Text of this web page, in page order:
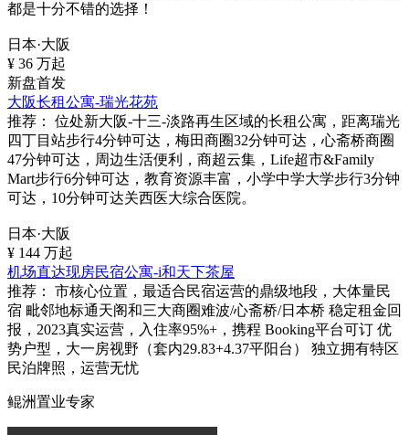
都是十分不错的选择！
日本·大阪
¥ 36 万起
新盘首发
大阪长租公寓-瑞光花苑
推荐：
位处新大阪-十三-淡路再生区域的长租公寓，距离瑞光
四丁目站步行4分钟可达，梅田商圈32分钟可达，心斋桥商圈
47分钟可达，周边生活便利，商超云集，Life超市&Family
Mart步行6分钟可达，教育资源丰富，小学中学大学步行3分钟
可达，10分钟可达关西医大综合医院。
日本·大阪
¥ 144 万起
机场直达现房民宿公寓-i和天下茶屋
推荐：
市核心位置，最适合民宿运营的鼎级地段，大体量民
宿 毗邻地标通天阁和三大商圈难波/心斋桥/日本桥 稳定租金回
报，2023真实运营，入住率95%+，携程 Booking平台可订 优
势户型，大一房视野（套内29.83+4.37平阳台） 独立拥有特区
民泊牌照，运营无忧
鲲洲置业专家